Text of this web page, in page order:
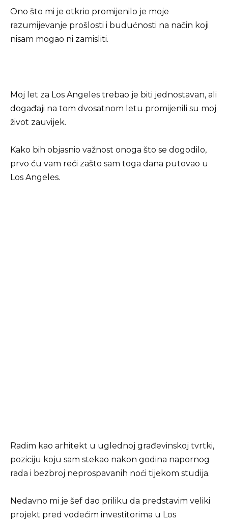
Ono što mi je otkrio promijenilo je moje
razumijevanje prošlosti i budućnosti na način koji
nisam mogao ni zamisliti.
Moj let za Los Angeles trebao je biti jednostavan, ali
događaji na tom dvosatnom letu promijenili su moj
život zauvijek.
Kako bih objasnio važnost onoga što se dogodilo,
prvo ću vam reći zašto sam toga dana putovao u
Los Angeles.
Radim kao arhitekt u uglednoj građevinskoj tvrtki,
poziciju koju sam stekao nakon godina napornog
rada i bezbroj neprospavanih noći tijekom studija.
Nedavno mi je šef dao priliku da predstavim veliki
projekt pred vodećim investitorima u Los